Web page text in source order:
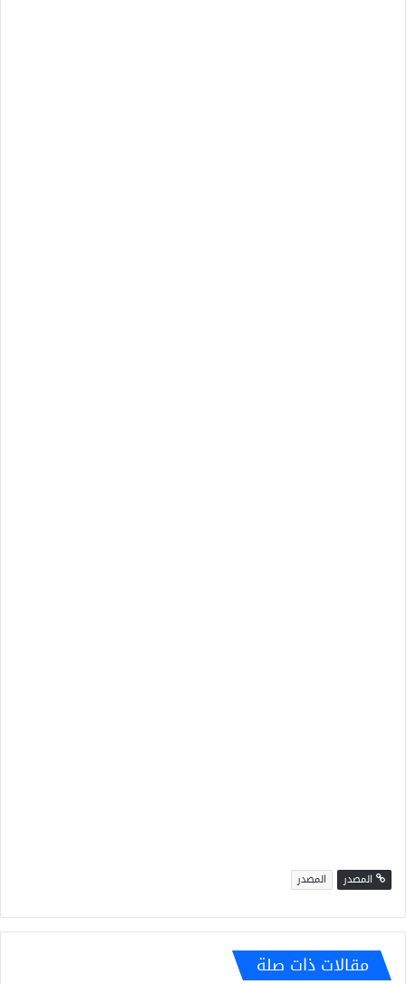
المصدر المصدر
مقالات ذات صلة